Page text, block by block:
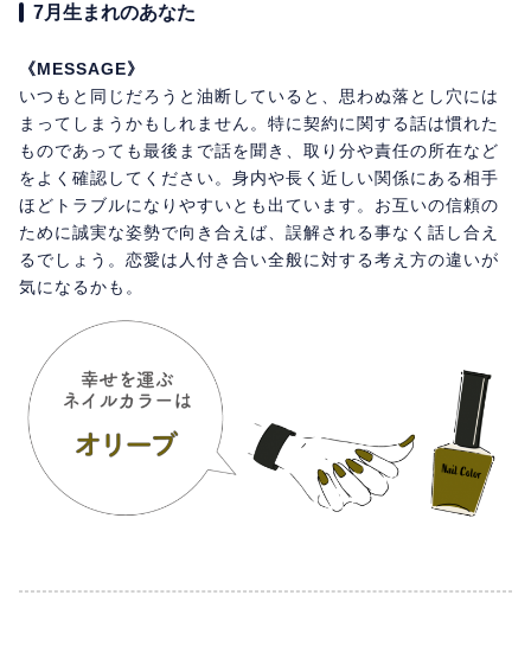
7月生まれのあなた
《MESSAGE》
いつもと同じだろうと油断していると、思わぬ落とし穴には
まってしまうかもしれません。特に契約に関する話は慣れた
ものであっても最後まで話を聞き、取り分や責任の所在など
をよく確認してください。身内や長く近しい関係にある相手
ほどトラブルになりやすいとも出ています。お互いの信頼の
ために誠実な姿勢で向き合えば、誤解される事なく話し合え
るでしょう。恋愛は人付き合い全般に対する考え方の違いが
気になるかも。